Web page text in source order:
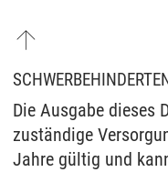
Die Ausgabe dieses
zuständige
Jahre gültig und